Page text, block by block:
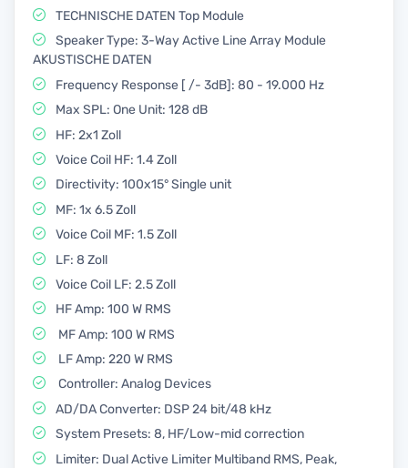
TECHNISCHE DATEN Top Module
Speaker Type: 3-Way Active Line Array Module
AKUSTISCHE DATEN
Frequency Response [ /- 3dB]: 80 - 19.000 Hz
Max SPL: One Unit: 128 dB
HF: 2x1 Zoll
Voice Coil HF: 1.4 Zoll
Directivity: 100x15° Single unit
MF: 1x 6.5 Zoll
Voice Coil MF: 1.5 Zoll
LF: 8 Zoll
Voice Coil LF: 2.5 Zoll
HF Amp: 100 W RMS
MF Amp: 100 W RMS
LF Amp: 220 W RMS
Controller: Analog Devices
AD/DA Converter: DSP 24 bit/48 kHz
System Presets: 8, HF/Low-mid correction
Limiter: Dual Active Limiter Multiband RMS, Peak,